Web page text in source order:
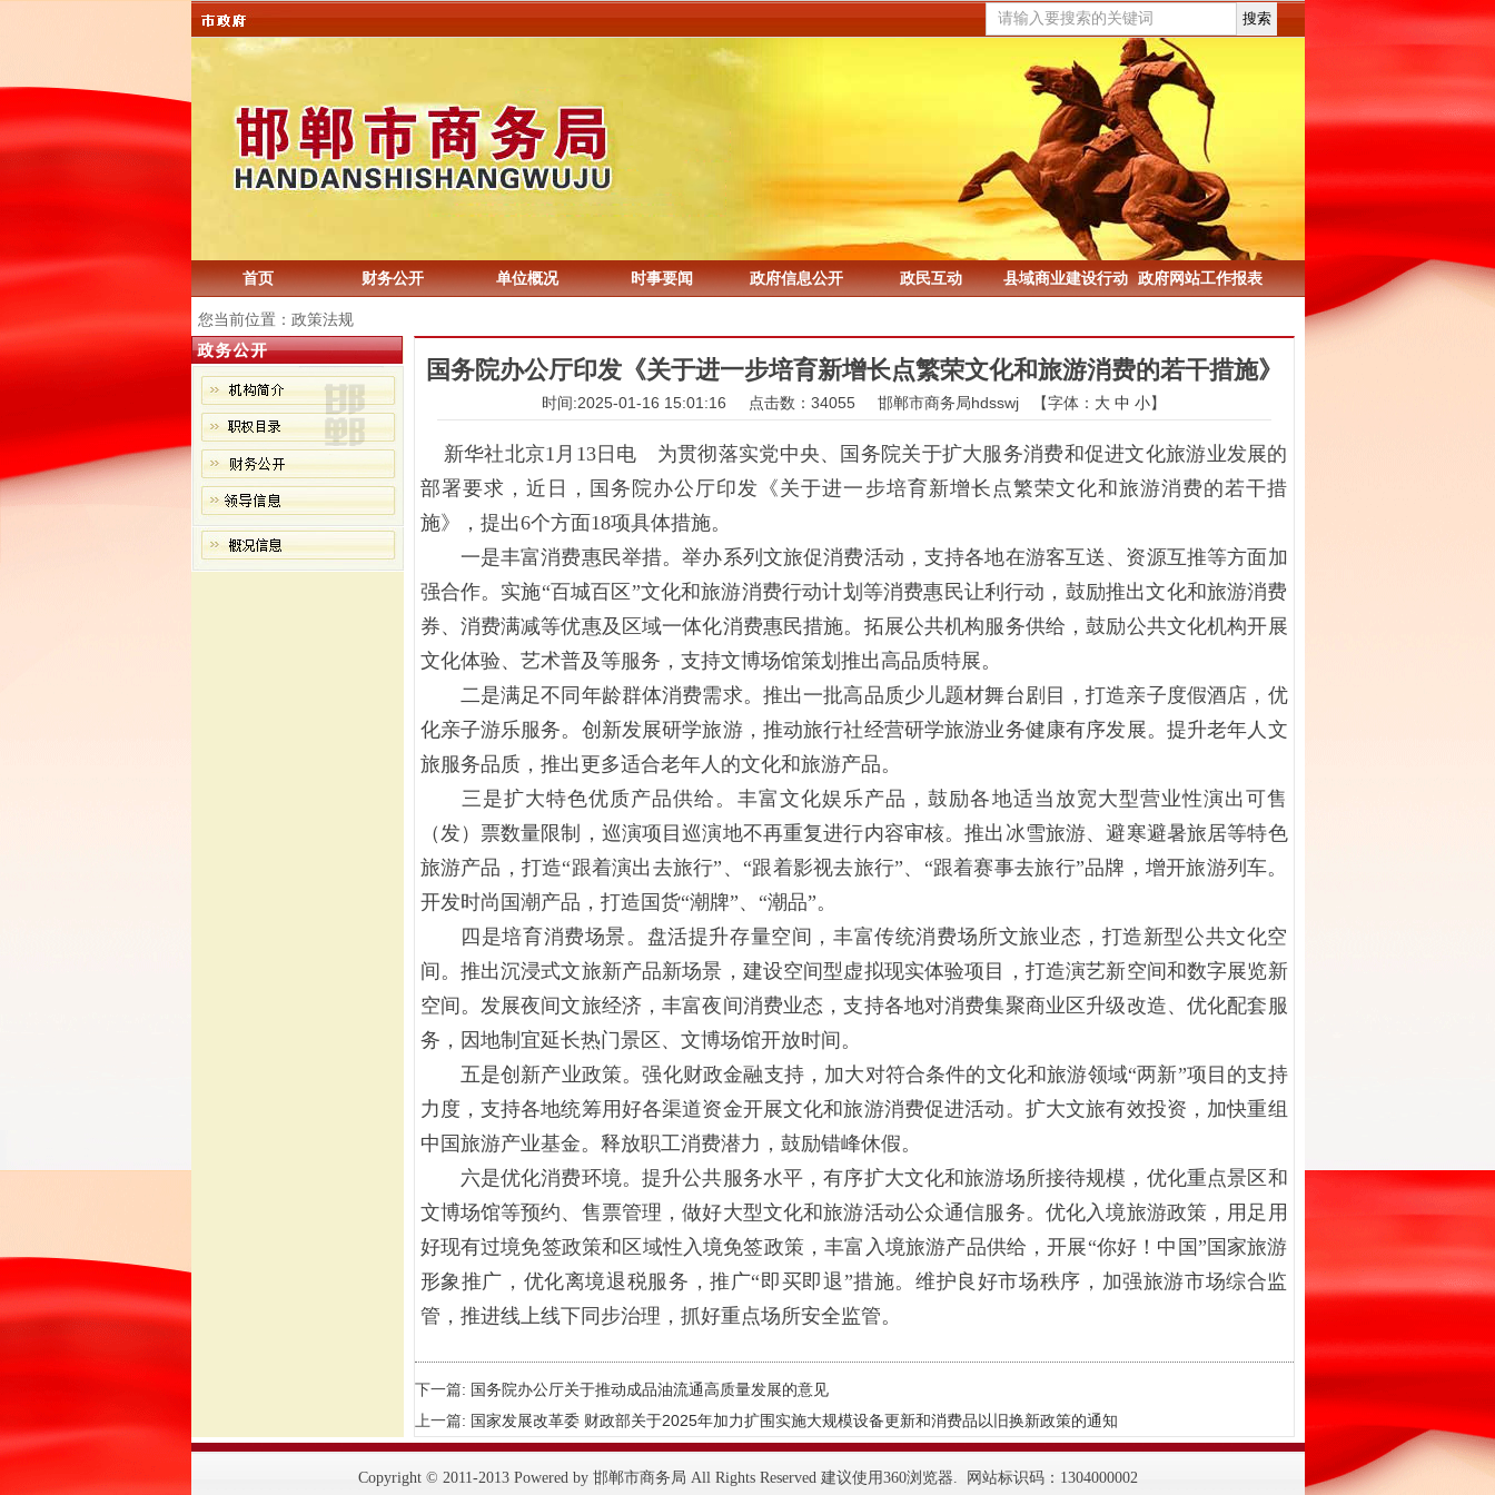
首页 财务公开 单位概况 时事要闻 政府信息公开 政民互动 县域商业建设行动 政府网站工作报表
您当前位置：政策法规
国务院办公厅印发《关于进一步培育新增长点繁荣文化和旅游消费的若干措施》
时间:2025-01-16 15:01:16 点击数：34055 邯郸市商务局hdsswj 【字体： 大 中 小】
新华社北京1月13日电 为贯彻落实党中央、国务院关于扩大服务消费和促进文化旅游业发展的
部署要求，近日，国务院办公厅印发《关于进一步培育新增长点繁荣文化和旅游消费的若干措
施》，提出6个方面18项具体措施。
一是丰富消费惠民举措。举办系列文旅促消费活动，支持各地在游客互送、资源互推等方面加
强合作。实施“百城百区”文化和旅游消费行动计划等消费惠民让利行动，鼓励推出文化和旅游消费
券、消费满减等优惠及区域一体化消费惠民措施。拓展公共机构服务供给，鼓励公共文化机构开展
文化体验、艺术普及等服务，支持文博场馆策划推出高品质特展。
二是满足不同年龄群体消费需求。推出一批高品质少儿题材舞台剧目，打造亲子度假酒店，优
化亲子游乐服务。创新发展研学旅游，推动旅行社经营研学旅游业务健康有序发展。提升老年人文
旅服务品质，推出更多适合老年人的文化和旅游产品。
三是扩大特色优质产品供给。丰富文化娱乐产品，鼓励各地适当放宽大型营业性演出可售
（发）票数量限制，巡演项目巡演地不再重复进行内容审核。推出冰雪旅游、避寒避暑旅居等特色
旅游产品，打造“跟着演出去旅行”、“跟着影视去旅行”、“跟着赛事去旅行”品牌，增开旅游列车。
开发时尚国潮产品，打造国货“潮牌”、“潮品”。
四是培育消费场景。盘活提升存量空间，丰富传统消费场所文旅业态，打造新型公共文化空
间。推出沉浸式文旅新产品新场景，建设空间型虚拟现实体验项目，打造演艺新空间和数字展览新
空间。发展夜间文旅经济，丰富夜间消费业态，支持各地对消费集聚商业区升级改造、优化配套服
务，因地制宜延长热门景区、文博场馆开放时间。
五是创新产业政策。强化财政金融支持，加大对符合条件的文化和旅游领域“两新”项目的支持
力度，支持各地统筹用好各渠道资金开展文化和旅游消费促进活动。扩大文旅有效投资，加快重组
中国旅游产业基金。释放职工消费潜力，鼓励错峰休假。
六是优化消费环境。提升公共服务水平，有序扩大文化和旅游场所接待规模，优化重点景区和
文博场馆等预约、售票管理，做好大型文化和旅游活动公众通信服务。优化入境旅游政策，用足用
好现有过境免签政策和区域性入境免签政策，丰富入境旅游产品供给，开展“你好！中国”国家旅游
形象推广，优化离境退税服务，推广“即买即退”措施。维护良好市场秩序，加强旅游市场综合监
管，推进线上线下同步治理，抓好重点场所安全监管。
下一篇: 国务院办公厅关于推动成品油流通高质量发展的意见
上一篇: 国家发展改革委 财政部关于2025年加力扩围实施大规模设备更新和消费品以旧换新政策的通知
Copyright © 2011-2013 Powered by 邯郸市商务局 All Rights Reserved 建议使用360浏览器. 网站标识码：1304000002